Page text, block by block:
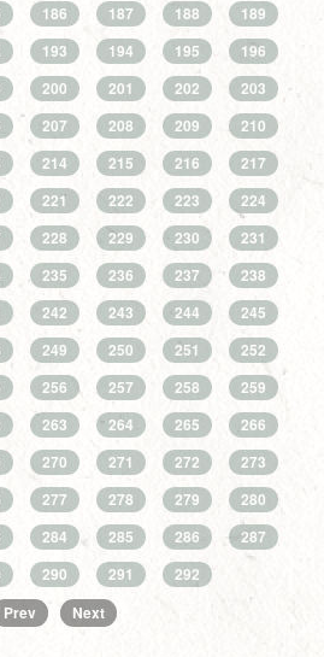
186 187 188
189
193 194 195
196
200 201 202
203
207 208 209
210
214 215 216
217
221 222 223
224
228 229 230
231
235 236 237
238
242 243 244
245
249 250 251
252
256 257 258
259
263 264 265
266
270 271 272
273
277 278 279
280
284 285 286
287
290 291
292
Prev
Next